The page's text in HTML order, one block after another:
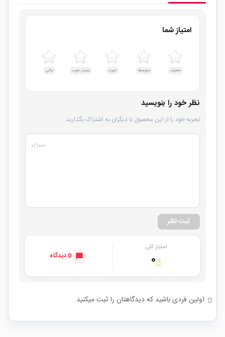
امتیاز شما
ضعیف متوسط خوب بسیار خوب عالی
نظر خود را بنویسید
تجربه خود را از این محصول با دیگران به اشتراک بگذارید.
۰/۱۰۰۰
ثبت نظر
امتیاز کلی
۰ 0 دیدگاه
اولین فردی باشید که دیدگاهتان را ثبت میکنید